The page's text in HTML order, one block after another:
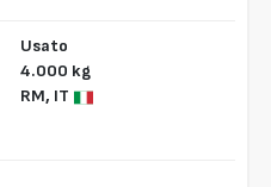
Usato
4.000 kg
RM, IT